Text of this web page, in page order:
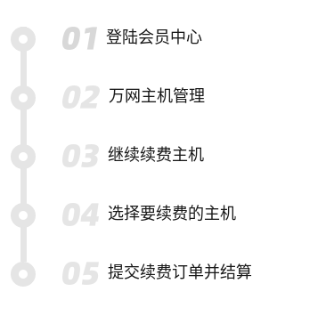
登陆会员中心
万网主机管理
继续续费主机
选择要续费的主机
提交续费订单并结算